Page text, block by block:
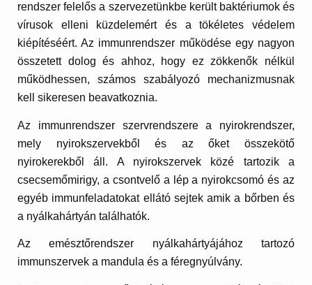
rendszer felelős a szervezetünkbe került baktériumok és
vírusok elleni küzdelemért és a tökéletes védelem
kiépítéséért. Az immunrendszer működése egy nagyon
összetett dolog és ahhoz, hogy ez zökkenők nélkül
működhessen, számos szabályozó mechanizmusnak
kell sikeresen beavatkoznia.
Az immunrendszer szervrendszere a nyirokrendszer,
mely nyirokszervekből és az őket összekötő
nyirokerekből áll. A nyirokszervek közé tartozik a
csecsemőmirigy, a csontvelő a lép a nyirokcsomó és az
egyéb immunfeladatokat ellátó sejtek amik a bőrben és
a nyálkahártyán találhatók.
Az emésztőrendszer nyálkahártyájához tartozó
immunszervek a mandula és a féregnyúlvány.